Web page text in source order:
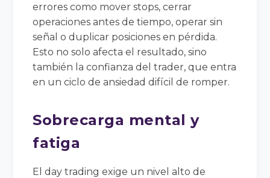
errores como mover stops, cerrar
operaciones antes de tiempo, operar sin
señal o duplicar posiciones en pérdida.
Esto no solo afecta el resultado, sino
también la confianza del trader, que entra
en un ciclo de ansiedad difícil de romper.
Sobrecarga mental y
fatiga
El day trading exige un nivel alto de